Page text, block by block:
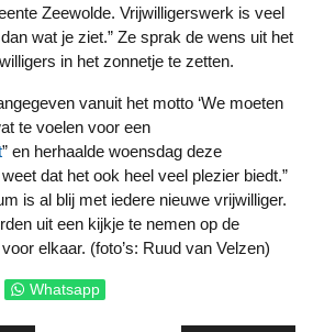
Zeewolde. Vrijwilligerswerk is veel
wat je ziet.” Ze sprak de wens uit het
in het zonnetje te zetten.
te voelen voor een
” en herhaalde woensdag deze
dat het ook heel veel plezier biedt.”
is al blij met iedere nieuwe vrijwilliger.
uit een kijkje te nemen op de
elkaar. (foto’s: Ruud van Velzen)
Whatsapp